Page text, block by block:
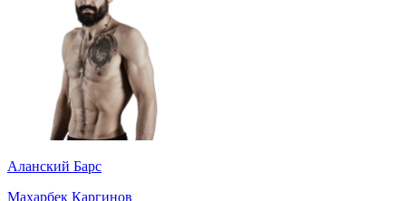
Аланский Барс
Махарбек Каргинов